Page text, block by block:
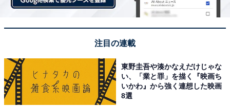
注目の連載
東野圭吾や湊かなえだけじゃな
い、「業と罪」を描く『映画ち
いかわ』から強く連想した映画
8選